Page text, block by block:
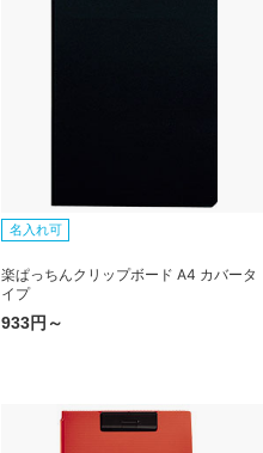
名入れ可
楽ぱっちんクリップボード A4 カバータ
イプ
933円～